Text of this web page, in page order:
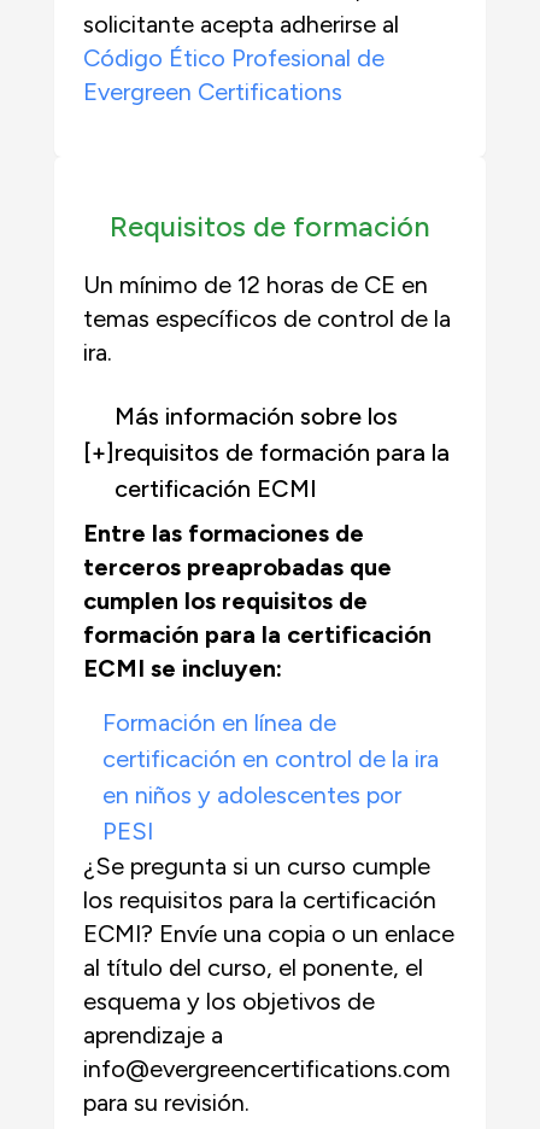
solicitante acepta adherirse al
Código Ético Profesional de
Evergreen Certifications
Requisitos de formación
Un mínimo de 12 horas de CE en
temas específicos de control de la
ira.
[+]
Más información sobre los
requisitos de formación para la
certificación ECMI
Entre las formaciones de
terceros preaprobadas que
cumplen los requisitos de
formación para la certificación
ECMI se incluyen:
Formación en línea de
certificación en control de la ira
en niños y adolescentes por
PESI
¿Se pregunta si un curso cumple
los requisitos para la certificación
ECMI? Envíe una copia o un enlace
al título del curso, el ponente, el
esquema y los objetivos de
aprendizaje a
info@evergreencertifications.com
para su revisión.